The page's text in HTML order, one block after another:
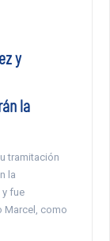
y
la
tramitación
la
fue
Marcel, como